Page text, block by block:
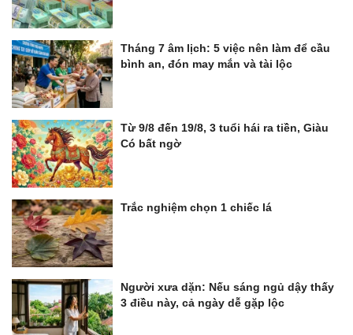
Tháng 7 âm lịch: 5 việc nên làm để cầu
bình an, đón may mắn và tài lộc
Từ 9/8 đến 19/8, 3 tuổi hái ra tiền, Giàu
Có bất ngờ
Trắc nghiệm chọn 1 chiếc lá
Người xưa dặn: Nếu sáng ngủ dậy thấy
3 điều này, cả ngày dễ gặp lộc